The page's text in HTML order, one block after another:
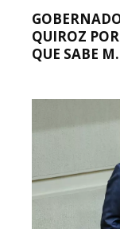
QUIROZ
QUE SABE